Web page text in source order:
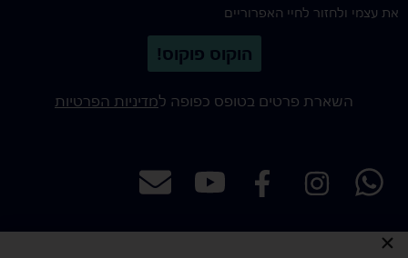
את עצמי ולחזור לחיי האפרוריים
הוקוס פוקוס!
השארת פרטים בטופס כפופה למדיניות הפרטיות